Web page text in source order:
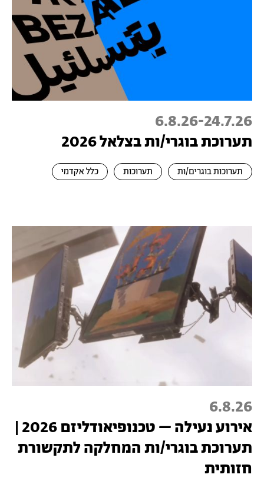
24.7.26
-
6.8.26
תערוכת בוגרי/ות בצלאל 2026
תערוכות בוגרים/ות תערוכות כלל אקדמי
6.8.26
אירוע נעילה – טכנופיאודליזם 2026 |
תערוכת בוגרי/ות המחלקה לתקשורת
חזותית